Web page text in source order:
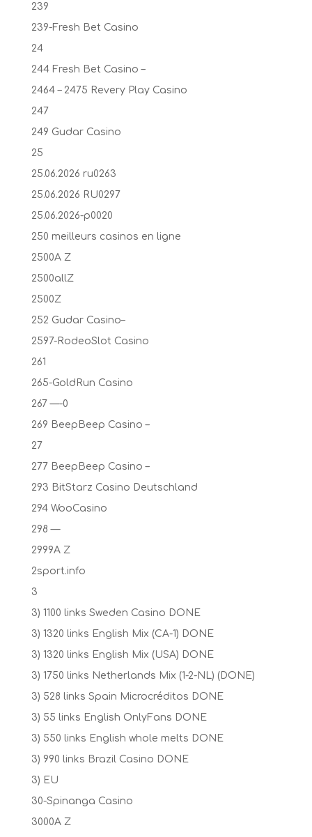
239
239-Fresh Bet Casino
24
244 Fresh Bet Casino –
2464 – 2475 Revery Play Casino
247
249 Gudar Casino
25
25.06.2026 ru0263
25.06.2026 RU0297
25.06.2026-p0020
250 meilleurs casinos en ligne
2500A Z
2500allZ
2500Z
252 Gudar Casino–
2597-RodeoSlot Casino
261
265-GoldRun Casino
267 —-0
269 BeepBeep Casino –
27
277 BeepBeep Casino –
293 BitStarz Casino Deutschland
294 WooCasino
298 —
2999A Z
2sport.info
3
3) 1100 links Sweden Casino DONE
3) 1320 links English Mix (CA-1) DONE
3) 1320 links English Mix (USA) DONE
3) 1750 links Netherlands Mix (1-2-NL) (DONE)
3) 528 links Spain Microcréditos DONE
3) 55 links English OnlyFans DONE
3) 550 links English whole melts DONE
3) 990 links Brazil Casino DONE
3) EU
30-Spinanga Casino
3000A Z